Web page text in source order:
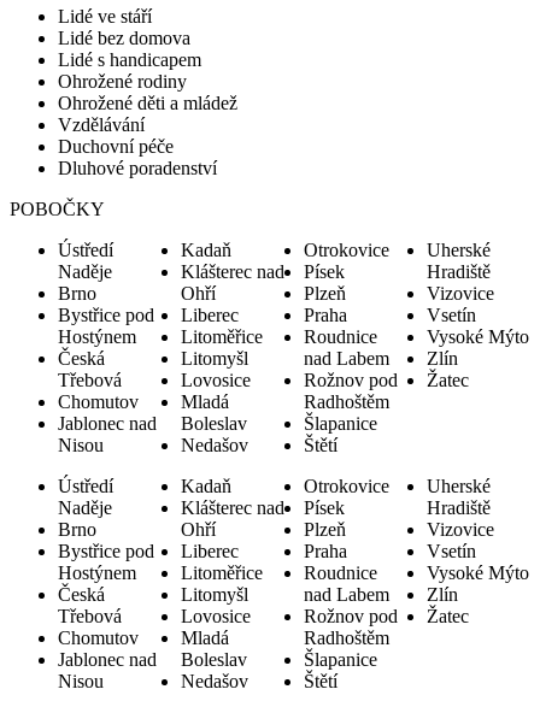
Lidé ve stáří
Lidé bez domova
Lidé s handicapem
Ohrožené rodiny
Ohrožené děti a mládež
Vzdělávání
Duchovní péče
Dluhové poradenství
POBOČKY
Ústředí
Naděje
Brno
Bystřice pod
Hostýnem
Česká
Třebová
Chomutov
Jablonec nad
Nisou
Kadaň
Klášterec nad
Ohří
Liberec
Litoměřice
Litomyšl
Lovosice
Mladá
Boleslav
Nedašov
Otrokovice
Písek
Plzeň
Praha
Roudnice
nad Labem
Rožnov pod
Radhoštěm
Šlapanice
Štětí
Uherské
Hradiště
Vizovice
Vsetín
Vysoké Mýto
Zlín
Žatec
Ústředí
Naděje
Brno
Bystřice pod
Hostýnem
Česká
Třebová
Chomutov
Jablonec nad
Nisou
Kadaň
Klášterec nad
Ohří
Liberec
Litoměřice
Litomyšl
Lovosice
Mladá
Boleslav
Nedašov
Otrokovice
Písek
Plzeň
Praha
Roudnice
nad Labem
Rožnov pod
Radhoštěm
Šlapanice
Štětí
Uherské
Hradiště
Vizovice
Vsetín
Vysoké Mýto
Zlín
Žatec